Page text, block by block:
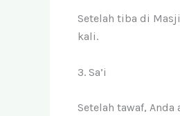
Setelah tiba di
kali.
3. Sa’i
Setelah tawaf,